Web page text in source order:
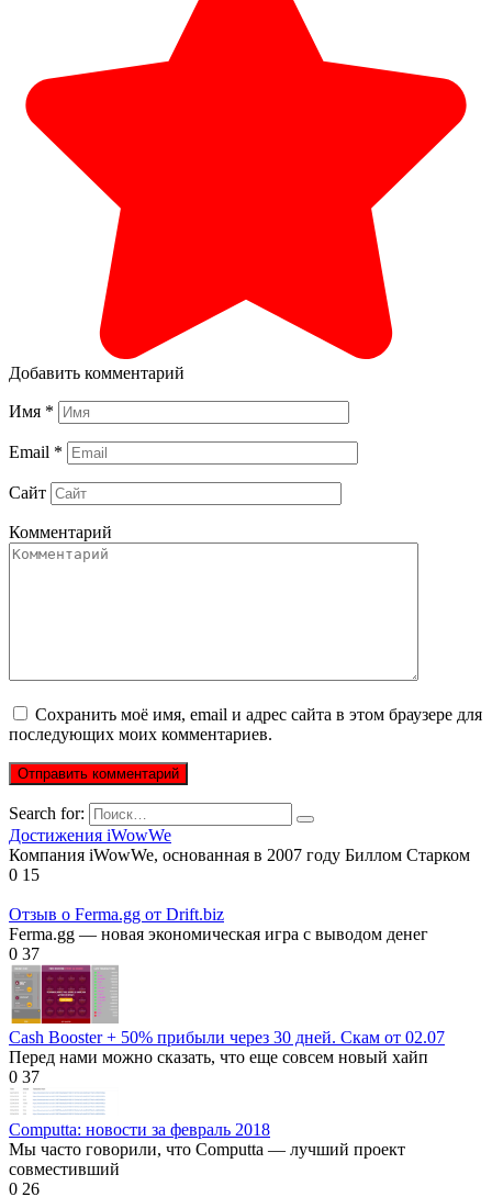
Добавить комментарий
Имя *
Email *
Сайт
Комментарий
Сохранить моё имя, email и адрес сайта в этом браузере для
последующих моих комментариев.
Search for:
Достижения iWowWe
Компания iWowWe, основанная в 2007 году Биллом Старком
0 15
Отзыв о Ferma.gg от Drift.biz
Ferma.gg — новая экономическая игра с выводом денег
0 37
Cash Booster + 50% прибыли через 30 дней. Скам от 02.07
Перед нами можно сказать, что еще совсем новый хайп
0 37
Computta: новости за февраль 2018
Мы часто говорили, что Computta — лучший проект
совместивший
0 26